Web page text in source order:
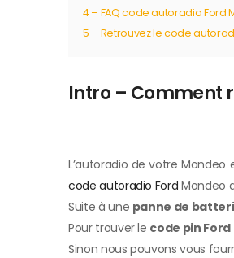
4 – FAQ code autoradio Ford
5 – Retrouvez le code
Intro – Comment
L’autoradio de votre
code autoradio Ford Mondeo
Suite à une panne de
Pour trouver le code pin
Sinon nous pouvons vous